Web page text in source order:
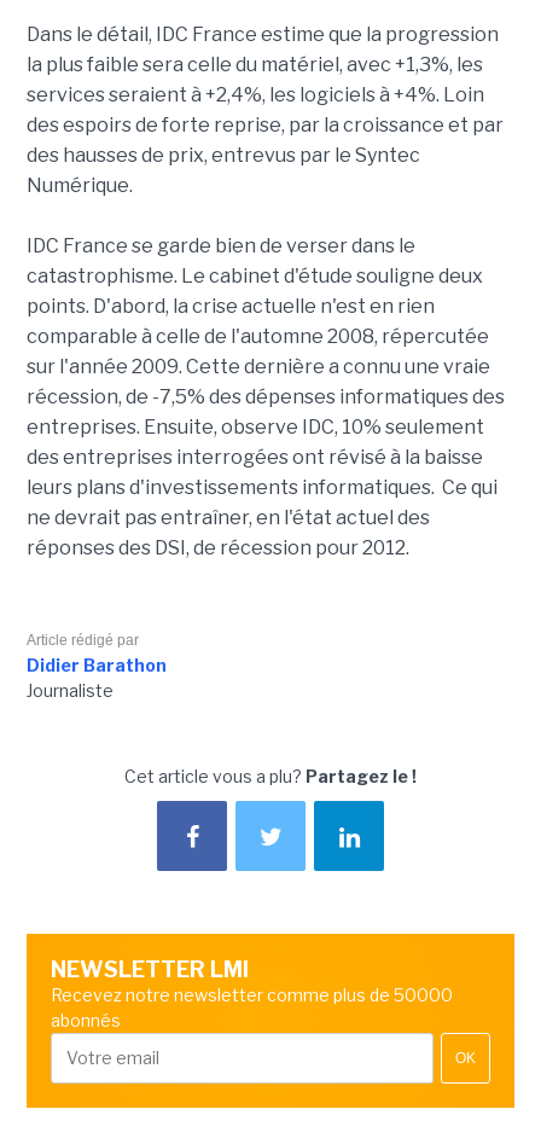
Dans le détail, IDC France estime que la progression
la plus faible sera celle du matériel, avec +1,3%, les
services seraient à +2,4%, les logiciels à +4%. Loin
des espoirs de forte reprise, par la croissance et par
des hausses de prix, entrevus par le Syntec
Numérique.
IDC France se garde bien de verser dans le
catastrophisme. Le cabinet d'étude souligne deux
points. D'abord, la crise actuelle n'est en rien
comparable à celle de l'automne 2008, répercutée
sur l'année 2009. Cette dernière a connu une vraie
récession, de -7,5% des dépenses informatiques des
entreprises. Ensuite, observe IDC, 10% seulement
des entreprises interrogées ont révisé à la baisse
leurs plans d'investissements informatiques. Ce qui
ne devrait pas entraîner, en l'état actuel des
réponses des DSI, de récession pour 2012.
Article rédigé par
Didier Barathon
Journaliste
Cet article vous a plu? Partagez le !
NEWSLETTER LMI
Recevez notre newsletter comme plus de 50000
abonnés
OK